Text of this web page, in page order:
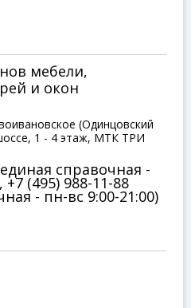
мебели,
и окон
(Одинцовский
1 - 4 этаж, МТК ТРИ
справочная -
+7 (495) 988-11-88
- пн-вс 9:00-21:00)